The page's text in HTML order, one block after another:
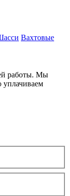
Вахтовые
работы. Мы
уплачиваем